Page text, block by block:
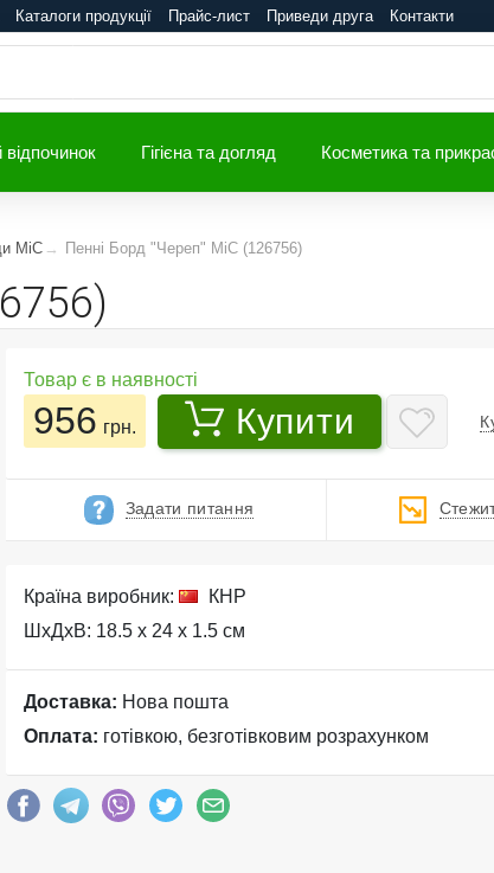
Каталоги продукції Прайс-лист Приведи друга Контакти
Гігієна та догляд Косметика та
MiC Пенні Борд "Череп" MiC (126756)
Товар є в наявності
956 грн. Купити
Задати питання
Країна виробник:
КНР
ШхДхВ: 18.5 x 24 x 1.5 см
Доставка: Нова пошта
Оплата: готівкою, безготівковим розрахунком